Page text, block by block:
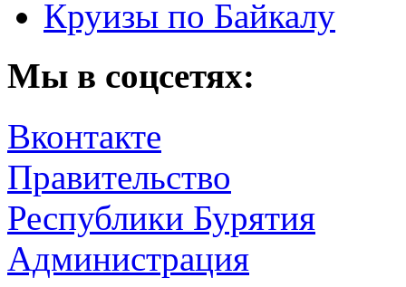
Круизы по Байкалу
Мы в соцсетях:
Вконтакте
Правительство
Республики Бурятия
Администрация